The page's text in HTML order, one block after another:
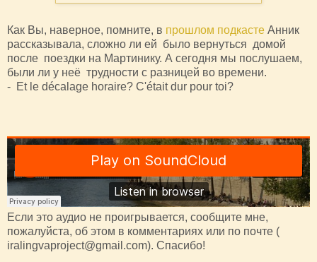
Как Вы, наверное, помните, в прошлом подкасте Анник
рассказывала, сложно ли ей было вернуться домой
после поездки на Мартинику. А сегодня мы послушаем,
были ли у неё трудности с разницей во времени.
- Et le décalage horaire? C'était dur pour toi?
Если это аудио не проигрывается, сообщите мне,
пожалуйста, об этом в комментариях или по почте (
iralingvaproject@gmail.com). Спасибо!